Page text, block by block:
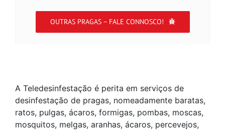
OUTRAS PRAGAS – FALE CONNOSCO!
A Teledesinfestação é perita em serviços de
desinfestação de pragas, nomeadamente baratas,
ratos, pulgas, ácaros, formigas, pombas, moscas,
mosquitos, melgas, aranhas, ácaros, percevejos,